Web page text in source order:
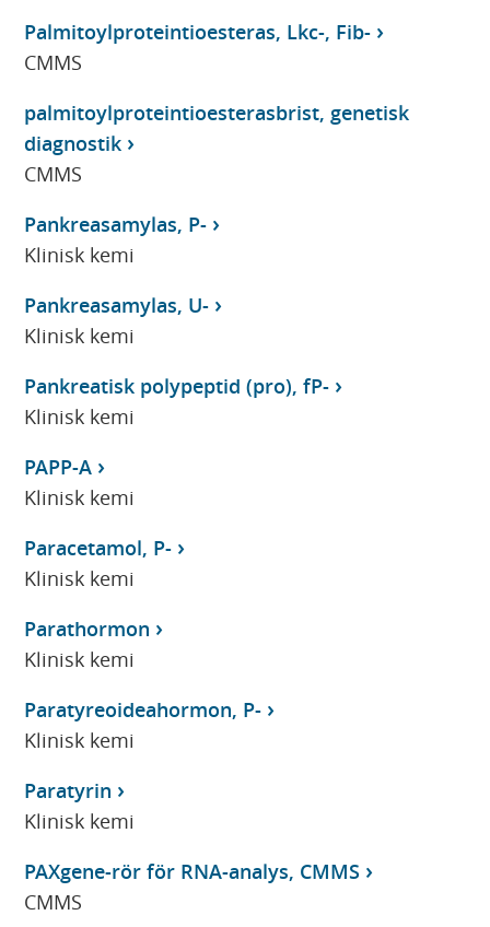
Palmitoylproteintioesteras, Lkc-, Fib-
CMMS
palmitoylproteintioesterasbrist, genetisk
diagnostik
CMMS
Pankreasamylas, P-
Klinisk kemi
Pankreasamylas, U-
Klinisk kemi
Pankreatisk polypeptid (pro), fP-
Klinisk kemi
PAPP-A
Klinisk kemi
Paracetamol, P-
Klinisk kemi
Parathormon
Klinisk kemi
Paratyreoideahormon, P-
Klinisk kemi
Paratyrin
Klinisk kemi
PAXgene-rör för RNA-analys, CMMS
CMMS